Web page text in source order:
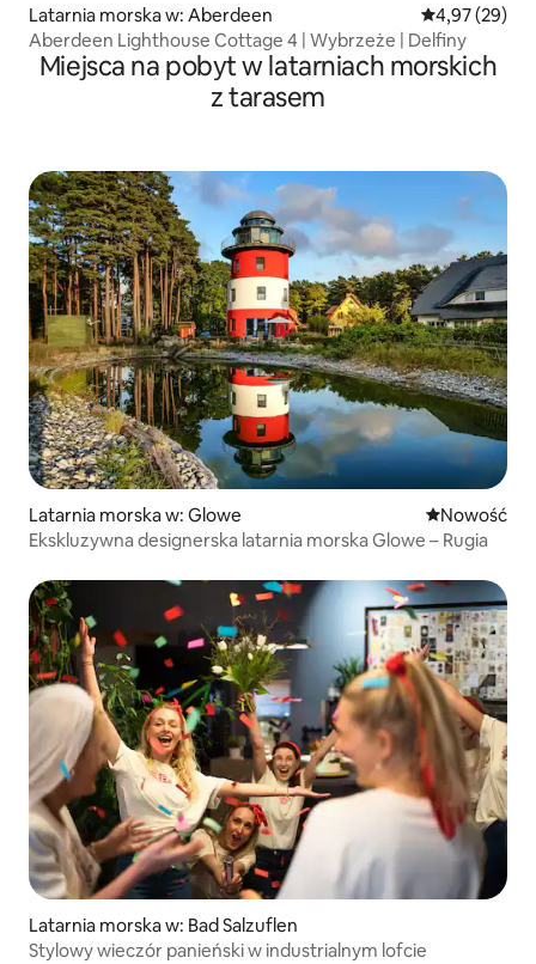
Latarnia morska w: Aberdeen Średnia
4,97 (29)
Aberdeen Lighthouse Cottage 4 | Wybrzeże | Delfiny
Miejsca na pobyt w latarniach morskich
z tarasem
Latarnia morska w: Glowe Nowe
Nowość
Ekskluzywna designerska latarnia morska Glowe – Rugia
Latarnia morska w: Bad Salzuflen
Stylowy wieczór panieński w industrialnym lofcie